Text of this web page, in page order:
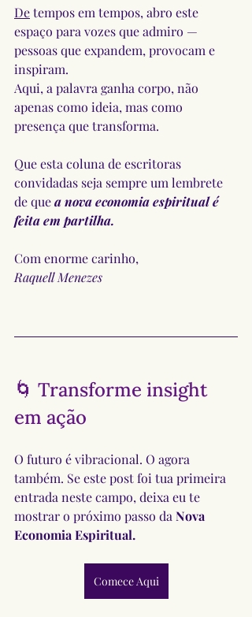
De tempos em tempos, abro este
espaço para vozes que admiro —
pessoas que expandem, provocam e
inspiram.
Aqui, a palavra ganha corpo, não
apenas como ideia, mas como
presença que transforma.
Que esta coluna de escritoras
convidadas seja sempre um lembrete
de quea nova economia espiritual é
feita em partilha.
Com enorme carinho,
Raquell Menezes
🌀 Transforme insight
em ação
O futuro é vibracional. O agora
também. Se este post foi tua primeira
entrada neste campo, deixa eu te
mostrar o próximo passo da Nova
Economia Espiritual.
Comece Aqui